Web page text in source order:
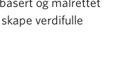
verdifulle